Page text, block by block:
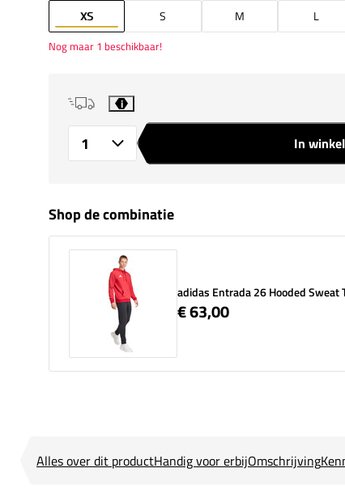
XS S M L
Nog maar 1 beschikbaar!
i
In
Shop de combinatie
adidas Entrada 26 Hooded Sweat
€ 63,00
Alles over dit productHandig voor erbijOmschrijving